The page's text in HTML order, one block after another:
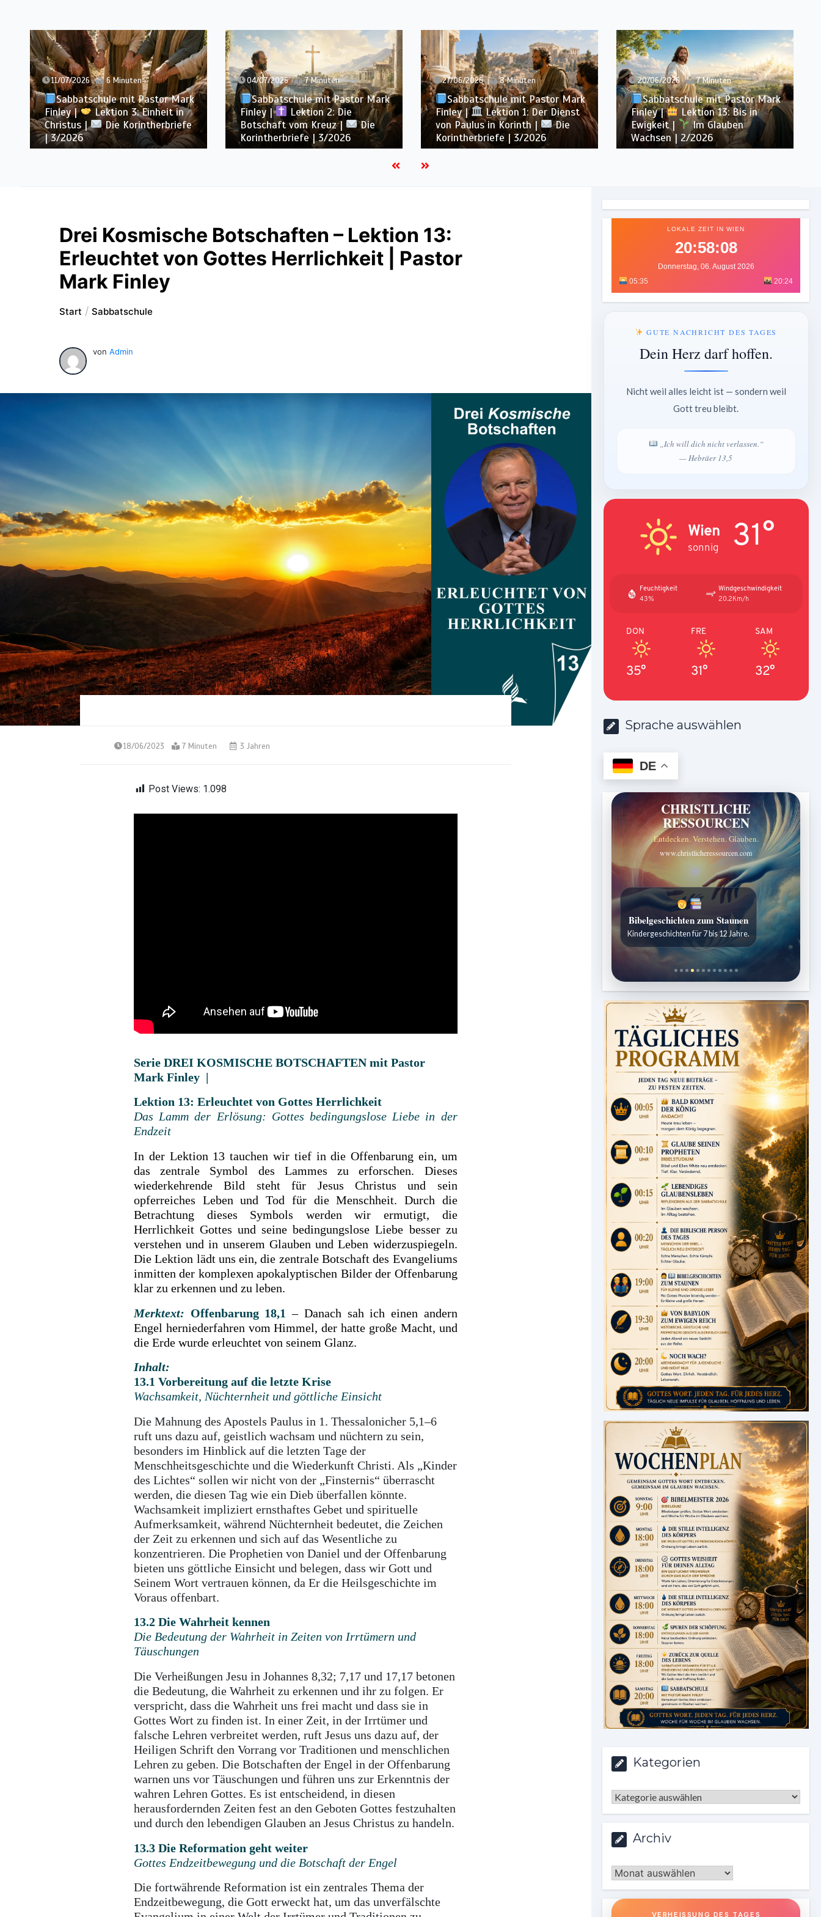
04/07/2026 7 Minuten
Sabbatschule mit Pastor Mark
Finley |
Lektion 2: Die
Botschaft vom Kreuz |
Die
Korintherbriefe | 3/2026
27/06/2026 8 Minuten
Sabbatschule mit Pastor Mark
Finley |
Lektion 1: Der Dienst
von Paulus in Korinth |
Die
Korintherbriefe | 3/2026
20/06/2026 7 Minuten
Sabbatschule mit Pastor Mark
Finley |
Lektion 13: Bis in
Ewigkeit |
Im Glauben
Wachsen | 2/2026
13/06/2026 7 Minuten
Sabbatschule mit Pastor Mark
Finley |
Lektion 12: Sprich von
Gott |
Im Glauben Wachsen |
2/2026
Drei Kosmische Botschaften – Lektion 13:
Erleuchtet von Gottes Herrlichkeit | Pastor
Mark Finley
Start Sabbatschule
von Admin
18/06/2023 7 Minuten 3 Jahren
Post Views: 1.098
Serie DREI KOSMISCHE BOTSCHAFTEN mit Pastor
Mark Finley |
Lektion 13: Erleuchtet von Gottes Herrlichkeit
Das Lamm der Erlösung: Gottes bedingungslose Liebe in der
Endzeit
In der Lektion 13 tauchen wir tief in die Offenbarung ein, um
das zentrale Symbol des Lammes zu erforschen. Dieses
wiederkehrende Bild steht für Jesus Christus und sein
opferreiches Leben und Tod für die Menschheit. Durch die
Betrachtung dieses Symbols werden wir ermutigt, die
Herrlichkeit Gottes und seine bedingungslose Liebe besser zu
verstehen und in unserem Glauben und Leben widerzuspiegeln.
Die Lektion lädt uns ein, die zentrale Botschaft des Evangeliums
inmitten der komplexen apokalyptischen Bilder der Offenbarung
klar zu erkennen und zu leben.
Merktext: Offenbarung 18,1 – Danach sah ich einen andern
Engel herniederfahren vom Himmel, der hatte große Macht, und
die Erde wurde erleuchtet von seinem Glanz.
Inhalt:
13.1 Vorbereitung auf die letzte Krise
Wachsamkeit, Nüchternheit und göttliche Einsicht
Die Mahnung des Apostels Paulus in 1. Thessalonicher 5,1–6
ruft uns dazu auf, geistlich wachsam und nüchtern zu sein,
besonders im Hinblick auf die letzten Tage der
Menschheitsgeschichte und die Wiederkunft Christi. Als „Kinder
des Lichtes“ sollen wir nicht von der „Finsternis“ überrascht
werden, die diesen Tag wie ein Dieb überfallen könnte.
Wachsamkeit impliziert ernsthaftes Gebet und spirituelle
Aufmerksamkeit, während Nüchternheit bedeutet, die Zeichen
der Zeit zu erkennen und sich auf das Wesentliche zu
konzentrieren. Die Prophetien von Daniel und der Offenbarung
bieten uns göttliche Einsicht und belegen, dass wir Gott und
Seinem Wort vertrauen können, da Er die Heilsgeschichte im
Voraus offenbart.
13.2 Die Wahrheit kennen
Die Bedeutung der Wahrheit in Zeiten von Irrtümern und
Täuschungen
Die Verheißungen Jesu in Johannes 8,32; 7,17 und 17,17 betonen
die Bedeutung, die Wahrheit zu erkennen und ihr zu folgen. Er
verspricht, dass die Wahrheit uns frei macht und dass sie in
Gottes Wort zu finden ist. In einer Zeit, in der Irrtümer und
falsche Lehren verbreitet werden, ruft Jesus uns dazu auf, der
Heiligen Schrift den Vorrang vor Traditionen und menschlichen
Lehren zu geben. Die Botschaften der Engel in der Offenbarung
warnen uns vor Täuschungen und führen uns zur Erkenntnis der
wahren Lehren Gottes. Es ist entscheidend, in diesen
herausfordernden Zeiten fest an den Geboten Gottes festzuhalten
und durch den lebendigen Glauben an Jesus Christus zu handeln.
13.3 Die Reformation geht weiter
Gottes Endzeitbewegung und die Botschaft der Engel
Die fortwährende Reformation ist ein zentrales Thema der
Endzeitbewegung, die Gott erweckt hat, um das unverfälschte
LOKALE ZEIT IN WIEN
20:58:10
Donnerstag, 06. August 2026
05:35
20:24
GUTE NACHRICHT DES TAGES
Dein Herz darf hoffen.
Nicht weil alles leicht ist — sondern weil
Gott treu bleibt.
„Ich will dich nicht verlassen.“
— Hebräer 13,5
Wien
sonnig 31°
Feuchtigkeit
43%
Windgeschwindigkeit
20.2Km/h
DON
35°
FRE
31°
SAM
32°
Sprache auswählen
DE
CHRISTLICHE
RESSOURCEN
Entdecken. Verstehen. Glauben.
www.christlicheressourcen.com
Bibelgeschichten zum Staunen
Kindergeschichten für 7 bis 12 Jahre.
Kategorien
Kategorien
Archiv
Archiv
VERHEISSUNG DES TAGES